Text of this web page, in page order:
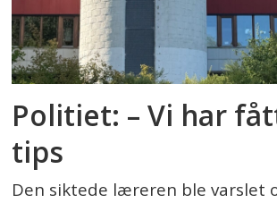
Politiet: – Vi har
tips
Den siktede læreren ble varslet